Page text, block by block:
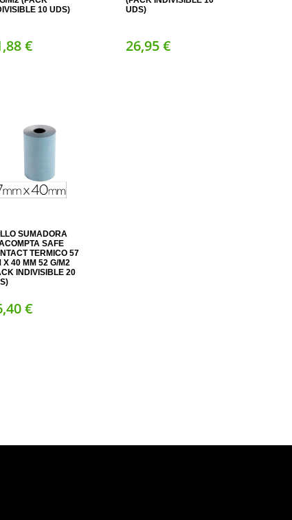
10 UDS)
88€
UDS)
26,95€
SUMADORA
SAFE
TERMICO 57
X 40 MM 52 G/M2
INDIVISIBLE 20
40€